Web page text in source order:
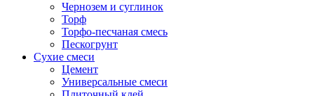
Чернозем и суглинок
Торф
Торфо-песчаная смесь
Пескогрунт
Сухие смеси
Цемент
Универсальные смеси